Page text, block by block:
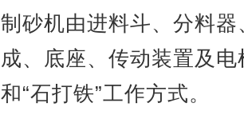
制砂机由进料斗、分料
成、底座、传动装置及
和“石打铁”工作方式。